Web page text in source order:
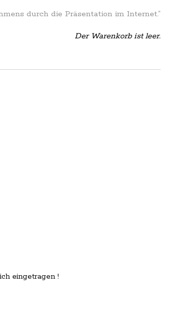
durch die Präsentation im Internet.”
Der Warenkorb ist leer.
eingetragen !